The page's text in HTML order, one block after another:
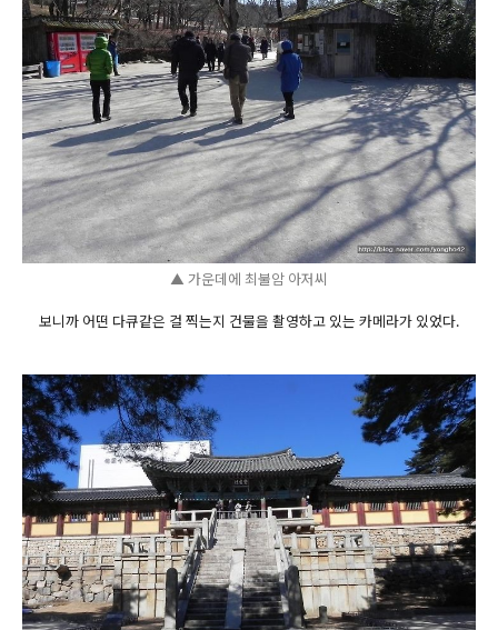
▲ 가운데에 최불암 아저씨
보니까 어떤 다큐같은 걸 찍는지 건물을 촬영하고 있는 카메라가 있었다.